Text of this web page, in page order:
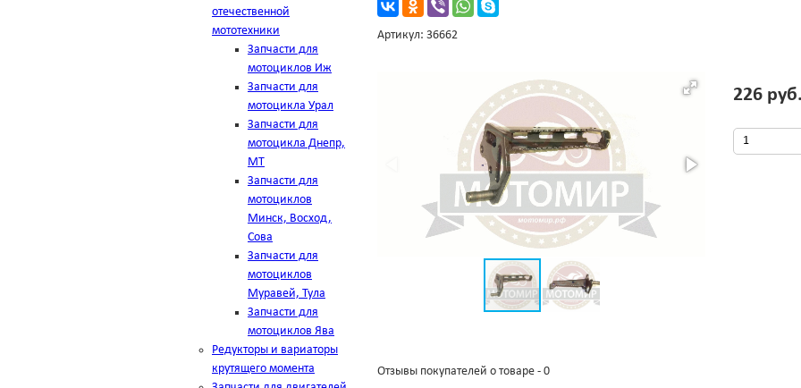
отечественной
мототехники
Запчасти для
мотоциклов Иж
Запчасти для
мотоцикла Урал
Запчасти для
мотоцикла Днепр,
МТ
Запчасти для
мотоциклов
Минск, Восход,
Сова
Запчасти для
мотоциклов
Муравей, Тула
Запчасти для
мотоциклов Ява
Редукторы и вариаторы
крутящего момента
Артикул: 36662
226 руб.
Отзывы покупателей о товаре - 0